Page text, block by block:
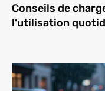
Conseils de
l’utilisation